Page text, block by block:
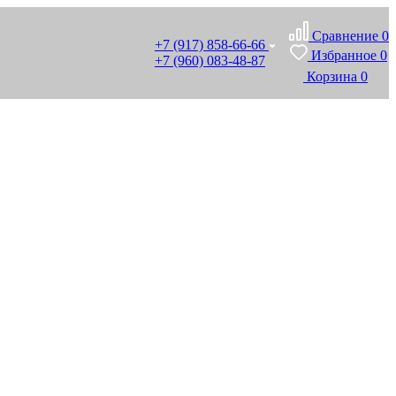
+7 (917) 858-66-66
+7 (960) 083-48-87
Сравнение 0
Избранное 0
Корзина 0